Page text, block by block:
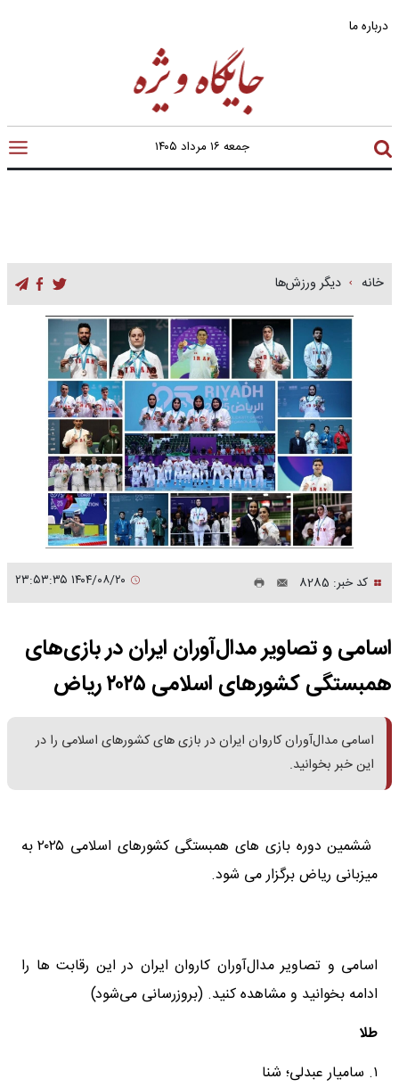
درباره ما
جمعه ۱۶ مرداد ۱۴۰۵
خانه دیگر ورزش‌ها
کد خبر: 8285
اسامی و تصاویر مدال‌آوران ایران در بازی‌های
همبستگی کشورهای اسلامی ۲۰۲۵ ریاض
اسامی مدال‌آوران کاروان ایران در بازی های کشورهای اسلامی را در
این خبر بخوانید.
ششمین دوره بازی های همبستگی کشورهای اسلامی ۲۰۲۵ به
میزبانی ریاض برگزار می شود.
اسامی و تصاویر مدال‌آوران کاروان ایران در این رقابت ها را
ادامه بخوانید و مشاهده کنید. (بروزرسانی می‌شود)
طلا
۱. سامیار عبدلی؛ شنا